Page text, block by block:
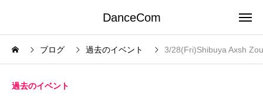
DanceCom
ブログ 過去のイベント 3/28(Fri)Shibuya Axsh
過去のイベント